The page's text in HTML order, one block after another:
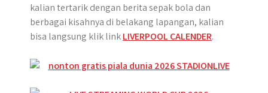
kalian tertarik dengan berita sepak bola dan
berbagai kisahnya di belakang lapangan, kalian
bisa langsung klik linkLIVERPOOL CALENDER.